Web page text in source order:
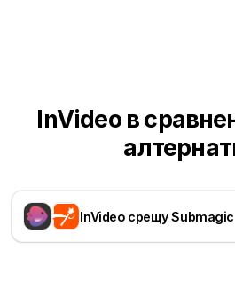
InVideo в
InVideo срещу Submagic